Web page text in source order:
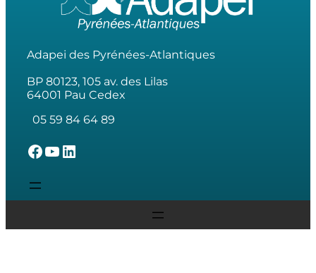
Adapei des Pyrénées-Atlantiques
BP 80123, 105 av. des Lilas
64001 Pau Cedex
05 59 84 64 89
L'Adapei des Pyrénées-Atlantiques sur Facebook
L'Adapei des Pyrénées-Atlantiques sur Youtube
L'Adapei des Pyrénées-Atlantiques sur Linkedin